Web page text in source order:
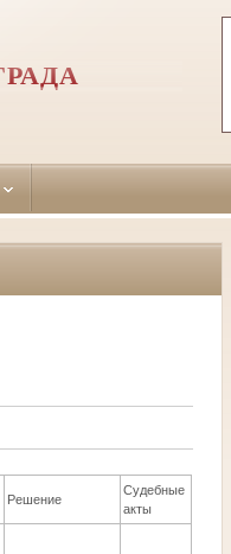
Решение
Судебные
акты